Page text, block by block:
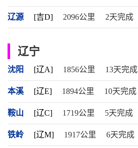
辽源 [吉D] 2096公里 2天完成
辽宁
沈阳 [辽A] 1856公里 13天完成
本溪 [辽E] 1894公里 10天完成
鞍山 [辽C] 1719公里 5天完成
铁岭 [辽M] 1917公里 6天完成